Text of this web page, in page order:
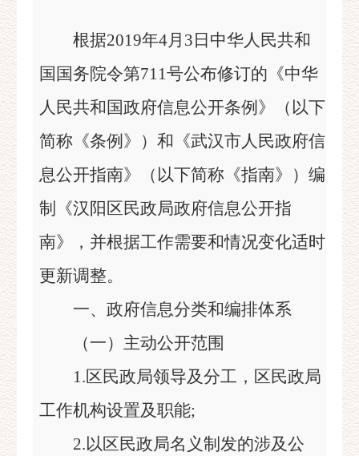
根据2019年4月3日中华人民共和
国国务院令第711号公布修订的《中华
人民共和国政府信息公开条例》（以下
简称《条例》）和《武汉市人民政府信
息公开指南》（以下简称《指南》）编
制《汉阳区民政局政府信息公开指
南》，并根据工作需要和情况变化适时
更新调整。
一、政府信息分类和编排体系
（一）主动公开范围
1.区民政局领导及分工，区民政局
工作机构设置及职能;
2.以区民政局名义制发的涉及公